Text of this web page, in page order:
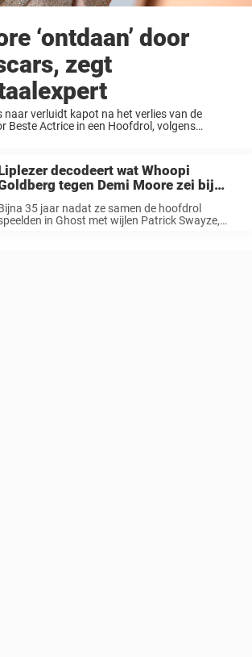
‘ontdaan’ door
zegt
naar verluidt kapot na het verlies van de
Beste Actrice in een Hoofdrol, volgens
decodeert wat Whoopi
tegen Demi Moore zei bij
Oscars
35 jaar nadat ze samen de hoofdrol
in Ghost met wijlen Patrick Swayze,